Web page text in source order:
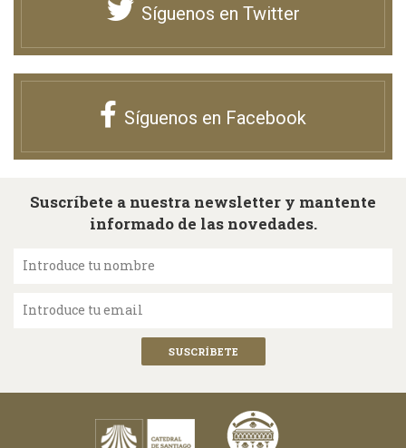
Síguenos en Twitter
Síguenos en Facebook
Suscríbete a nuestra newsletter y mantente
informado de las novedades.
Introduce tu nombre
Introduce tu email